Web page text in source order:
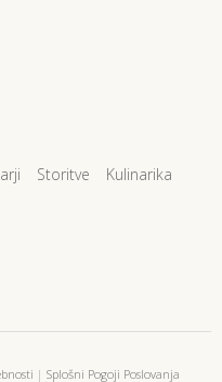
Storitve
Kulinarika
|Splošni Pogoji Poslovanja